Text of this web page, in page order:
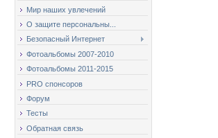
Мир наших увлечений
О защите персональны...
Безопасный Интернет
Фотоальбомы 2007-2010
Фотоальбомы 2011-2015
PRO спонсоров
Форум
Тесты
Обратная связь